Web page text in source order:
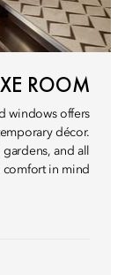
ROOM
windows offers
décor.
and all
in mind.